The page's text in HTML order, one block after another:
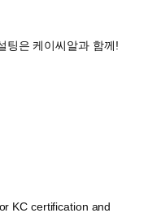
팅은 케이씨알과 함께!
KC certification and